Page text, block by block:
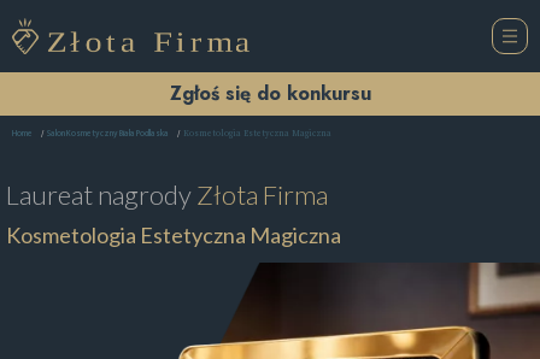
Zgłoś się do konkursu
Home Salon Kosmetyczny Biała Podlaska Kosmetologia Estetyczna Magiczna
Laureat nagrodyZłota Firma
Kosmetologia Estetyczna Magiczna